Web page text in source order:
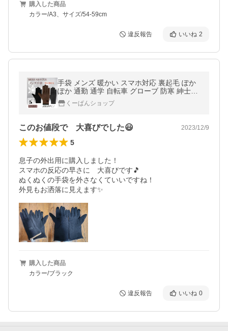
購入した商品
カラー/A3、サイズ/54-59cm
違反報告 いいね 2
手袋 メンズ 暖かい スマホ対応 裏起毛 ぽか
ぽか 通勤 通学 自転車 グローブ 防寒 紳士用
おしゃれ
くーぱんショップ
このお値段で 大喜びでした😃 2023/12/9
5
息子の外出用に購入しました！
スマホの反応の早さに　大喜びです🎵
ぬくぬくの手袋を外さなくていいですね！
外見もお洒落に見えます✨
購入した商品
カラー/ブラック
違反報告 いいね 0